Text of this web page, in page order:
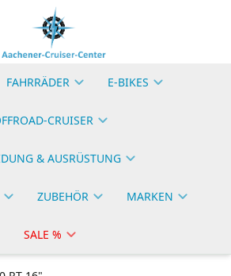
FAHRRÄDER E-BIKES
CRUISER
& AUSRÜSTUNG
ZUBEHÖR MARKEN
SALE %